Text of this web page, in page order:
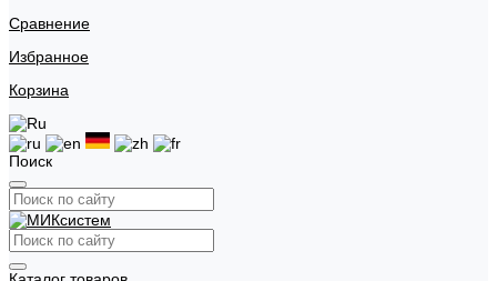
Сравнение
Избранное
Корзина
Поиск